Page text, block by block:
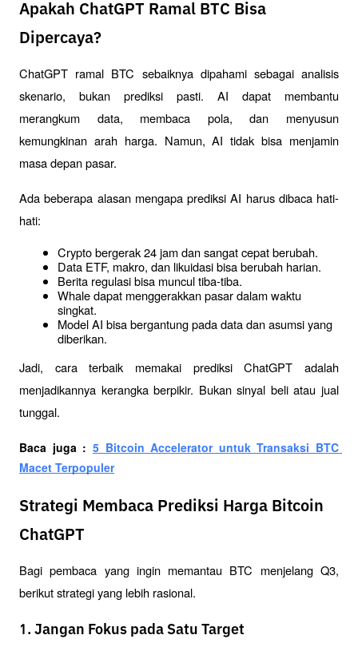
Apakah ChatGPT Ramal BTC Bisa
Dipercaya?
ChatGPT ramal BTC sebaiknya dipahami sebagai analisis
skenario, bukan prediksi pasti. AI dapat membantu
merangkum data, membaca pola, dan menyusun
kemungkinan arah harga. Namun, AI tidak bisa menjamin
masa depan pasar.
Ada beberapa alasan mengapa prediksi AI harus dibaca hati-
hati:
Crypto bergerak 24 jam dan sangat cepat berubah.
Data ETF, makro, dan likuidasi bisa berubah harian.
Berita regulasi bisa muncul tiba-tiba.
Whale dapat menggerakkan pasar dalam waktu
singkat.
Model AI bisa bergantung pada data dan asumsi yang
diberikan.
Jadi, cara terbaik memakai prediksi ChatGPT adalah
menjadikannya kerangka berpikir. Bukan sinyal beli atau jual
tunggal.
Baca juga : 5 Bitcoin Accelerator untuk Transaksi BTC
Macet Terpopuler
Strategi Membaca Prediksi Harga Bitcoin
ChatGPT
Bagi pembaca yang ingin memantau BTC menjelang Q3,
berikut strategi yang lebih rasional.
1. Jangan Fokus pada Satu Target